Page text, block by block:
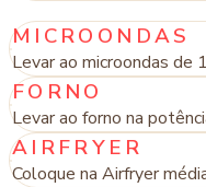
MICROONDAS
Levar ao microondas de
FORNO
Levar ao forno na
AIRFRYER
Coloque na Airfryer